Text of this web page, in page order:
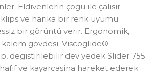
Eldivenlerin çogu ile çalisir.
ve harika bir renk uyumu
bir görüntü verir. Ergonomik,
gövdesi. Viscoglide®
degistirilebilir dev yedek Slider 755
ve kayarcasina hareket ederek